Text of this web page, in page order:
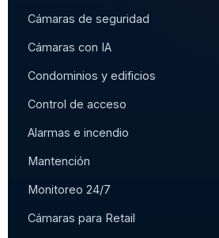
Cámaras de seguridad
Cámaras con IA
Condominios y edificios
Control de acceso
Alarmas e incendio
Mantención
Monitoreo 24/7
Cámaras para Retail